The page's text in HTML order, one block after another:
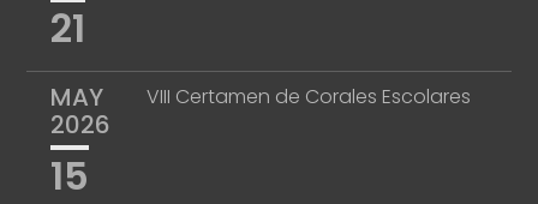
21
MAY
2026
15
VIII Certamen de Corales Escolares